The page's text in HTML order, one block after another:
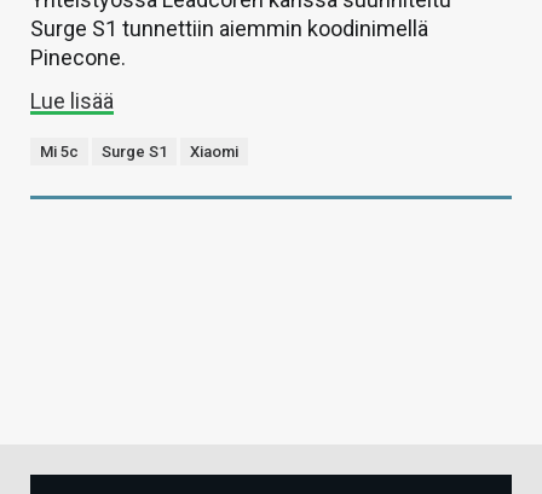
Surge S1 tunnettiin aiemmin koodinimellä
Pinecone.
Lue lisää
Mi 5c Surge S1 Xiaomi